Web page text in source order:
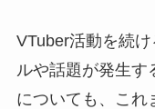
VTuber活動を続
ルや話題が発生す
についても、これ